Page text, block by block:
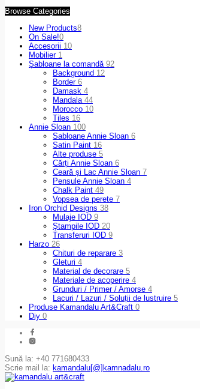
Browse Categories
New Products8
On Sale!0
Accesorii 10
Mobilier 1
Șabloane la comandă 92
Background 12
Border 6
Damask 4
Mandala 44
Morocco 10
Tiles 16
Annie Sloan 100
Sabloane Annie Sloan 6
Satin Paint 16
Alte produse 5
Cărți Annie Sloan 6
Ceară și Lac Annie Sloan 7
Pensule Annie Sloan 4
Chalk Paint 49
Vopsea de perete 7
Iron Orchid Designs 38
Mulaje IOD 9
Ştampile IOD 20
Transferuri IOD 9
Harzo 26
Chituri de reparare 3
Gleturi 4
Material de decorare 5
Materiale de acoperire 4
Grunduri / Primer / Amorse 4
Lacuri / Lazuri / Soluții de lustruire 5
Produse Kamandalu Art&Craft 0
Diy 0
Sună la: +40 771680433
Scrie mail la: kamandalu[@]kamnadalu.ro